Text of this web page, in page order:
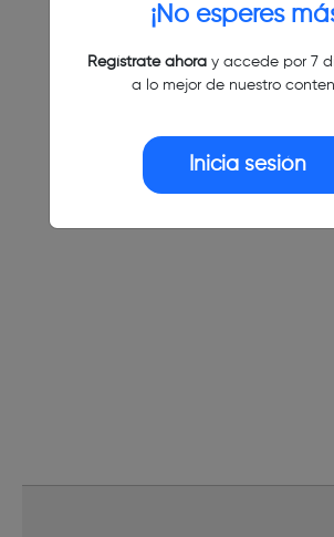
¡No esperes
Regístrate ahoray accede por 7
a lo mejor de nuestro
Inicia sesión